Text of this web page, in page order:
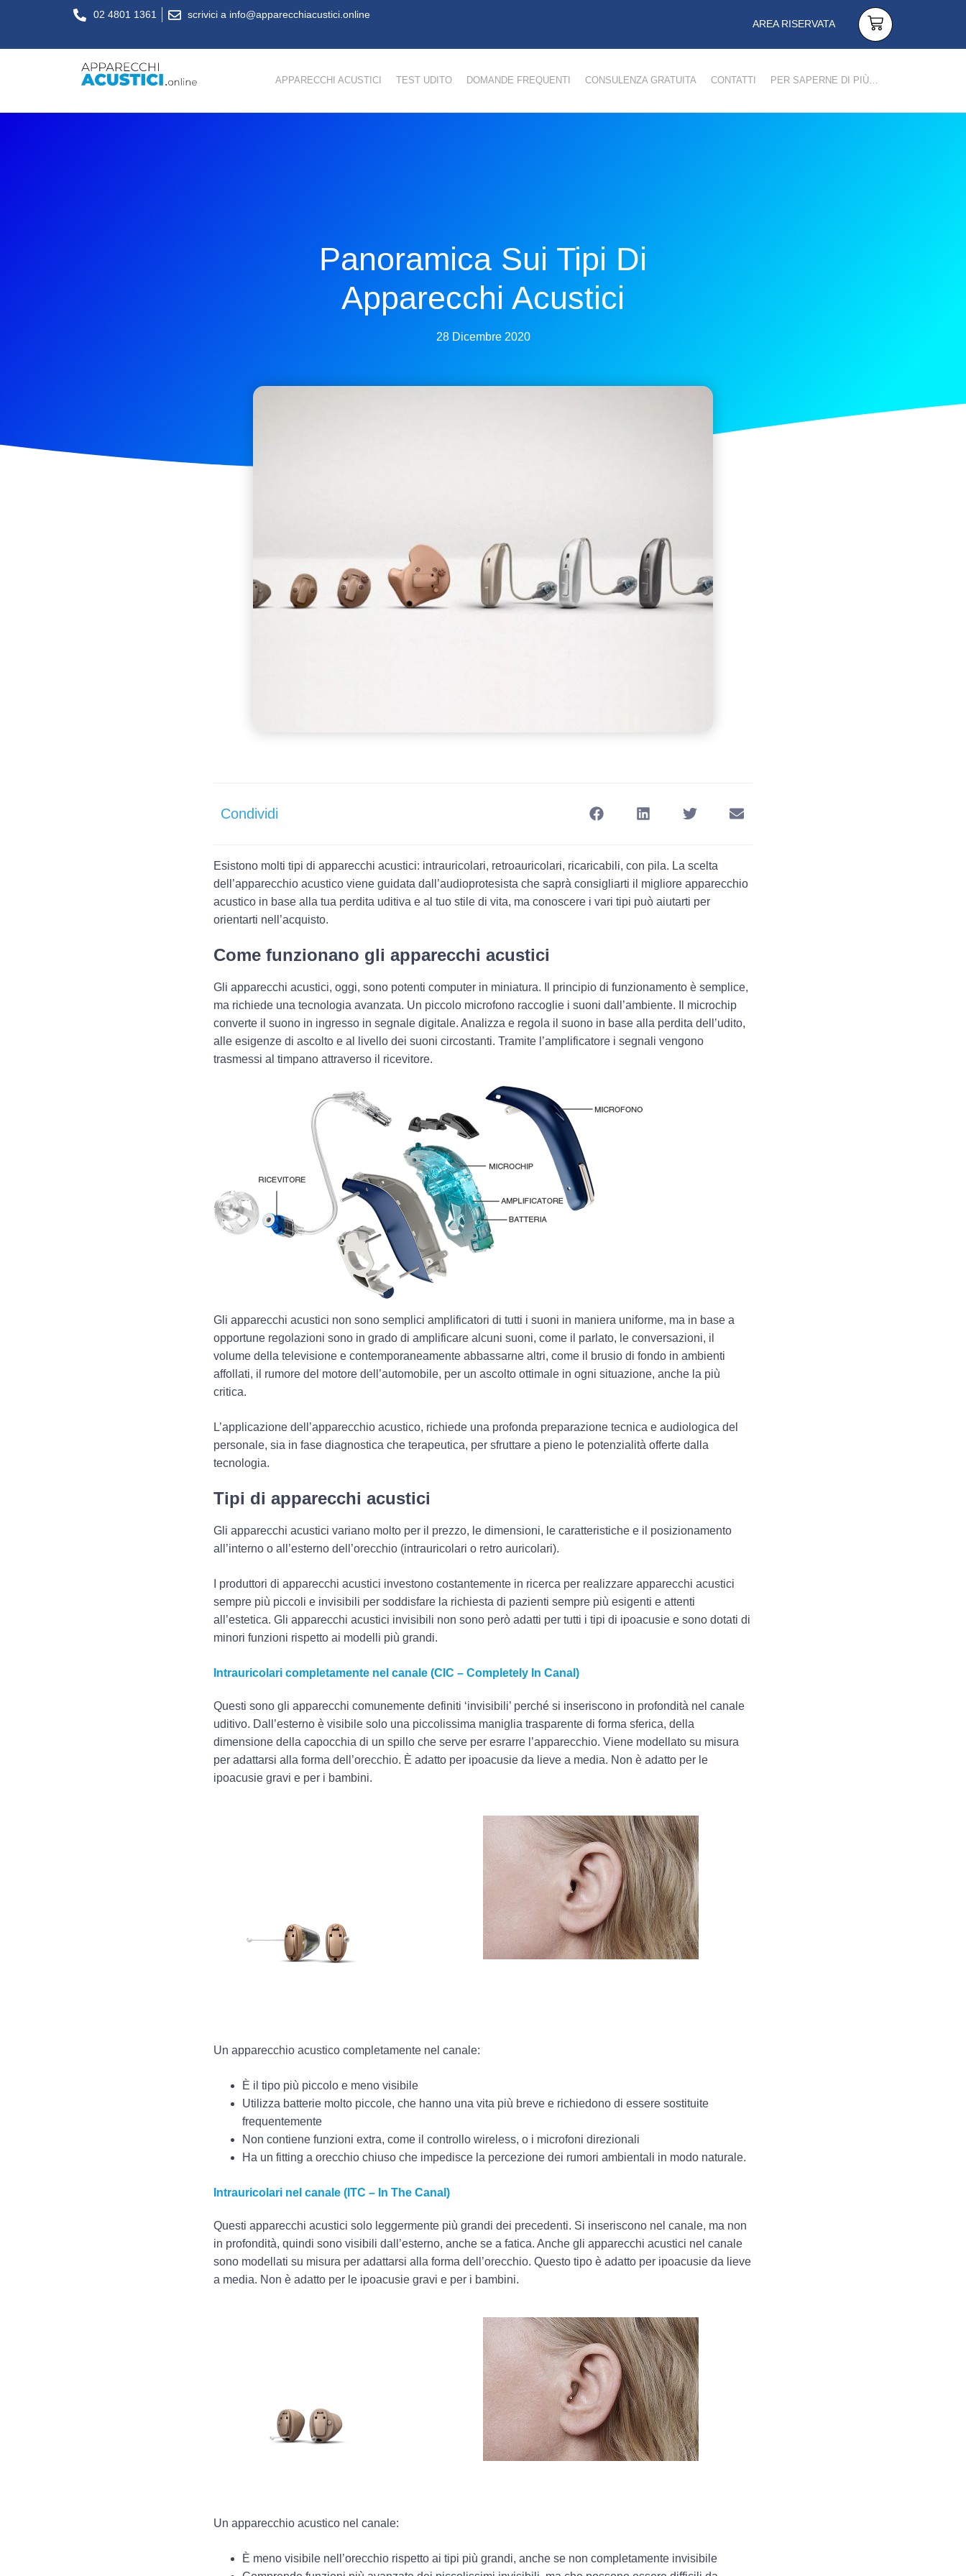
02 4801 1361
scrivici a info@apparecchiacustici.online
AREA RISERVATA
APPARECCHI ACUSTICI TEST UDITO DOMANDE FREQUENTI CONSULENZA GRATUITA CONTATTI PER SAPERNE DI PIÙ…
Panoramica Sui Tipi Di
Apparecchi Acustici
28 Dicembre 2020
Condividi
Esistono molti tipi di apparecchi acustici: intrauricolari, retroauricolari, ricaricabili, con pila. La scelta
dell’apparecchio acustico viene guidata dall’audioprotesista che saprà consigliarti il migliore apparecchio
acustico in base alla tua perdita uditiva e al tuo stile di vita, ma conoscere i vari tipi può aiutarti per
orientarti nell’acquisto.
Come funzionano gli apparecchi acustici
Gli apparecchi acustici, oggi, sono potenti computer in miniatura. Il principio di funzionamento è semplice,
ma richiede una tecnologia avanzata. Un piccolo microfono raccoglie i suoni dall’ambiente. Il microchip
converte il suono in ingresso in segnale digitale. Analizza e regola il suono in base alla perdita dell’udito,
alle esigenze di ascolto e al livello dei suoni circostanti. Tramite l’amplificatore i segnali vengono
trasmessi al timpano attraverso il ricevitore.
Gli apparecchi acustici non sono semplici amplificatori di tutti i suoni in maniera uniforme, ma in base a
opportune regolazioni sono in grado di amplificare alcuni suoni, come il parlato, le conversazioni, il
volume della televisione e contemporaneamente abbassarne altri, come il brusio di fondo in ambienti
affollati, il rumore del motore dell’automobile, per un ascolto ottimale in ogni situazione, anche la più
critica.
L’applicazione dell’apparecchio acustico, richiede una profonda preparazione tecnica e audiologica del
personale, sia in fase diagnostica che terapeutica, per sfruttare a pieno le potenzialità offerte dalla
tecnologia.
Tipi di apparecchi acustici
Gli apparecchi acustici variano molto per il prezzo, le dimensioni, le caratteristiche e il posizionamento
all’interno o all’esterno dell’orecchio (intrauricolari o retro auricolari).
I produttori di apparecchi acustici investono costantemente in ricerca per realizzare apparecchi acustici
sempre più piccoli e invisibili per soddisfare la richiesta di pazienti sempre più esigenti e attenti
all’estetica. Gli apparecchi acustici invisibili non sono però adatti per tutti i tipi di ipoacusie e sono dotati di
minori funzioni rispetto ai modelli più grandi.
Intrauricolari completamente nel canale (CIC – Completely In Canal)
Questi sono gli apparecchi comunemente definiti ‘invisibili’ perché si inseriscono in profondità nel canale
uditivo. Dall’esterno è visibile solo una piccolissima maniglia trasparente di forma sferica, della
dimensione della capocchia di un spillo che serve per esrarre l’apparecchio. Viene modellato su misura
per adattarsi alla forma dell’orecchio. È adatto per ipoacusie da lieve a media. Non è adatto per le
ipoacusie gravi e per i bambini.
Un apparecchio acustico completamente nel canale:
È il tipo più piccolo e meno visibile
Utilizza batterie molto piccole, che hanno una vita più breve e richiedono di essere sostituite
frequentemente
Non contiene funzioni extra, come il controllo wireless, o i microfoni direzionali
Ha un fitting a orecchio chiuso che impedisce la percezione dei rumori ambientali in modo naturale.
Intrauricolari nel canale (ITC – In The Canal)
Questi apparecchi acustici solo leggermente più grandi dei precedenti. Si inseriscono nel canale, ma non
in profondità, quindi sono visibili dall’esterno, anche se a fatica. Anche gli apparecchi acustici nel canale
sono modellati su misura per adattarsi alla forma dell’orecchio. Questo tipo è adatto per ipoacusie da lieve
a media. Non è adatto per le ipoacusie gravi e per i bambini.
Un apparecchio acustico nel canale:
È meno visibile nell’orecchio rispetto ai tipi più grandi, anche se non completamente invisibile